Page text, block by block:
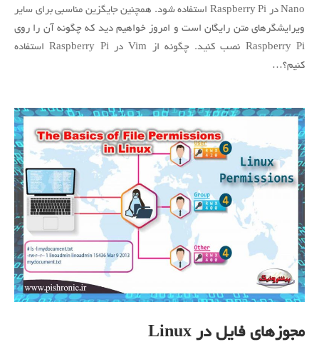
از
Vim
در
Raspberry
Nano در Raspberry Pi استفاده شود. همچنین جایگزین مناسبی برای سایر
ویرایشگرهای متن رایگان است و امروز خواهیم دید که چگونه آن را روی
Raspberry Pi نصب کنید. چگونه از Vim در Raspberry Pi استفاده
کنیم؟…
مجوزهای فایل در Linux